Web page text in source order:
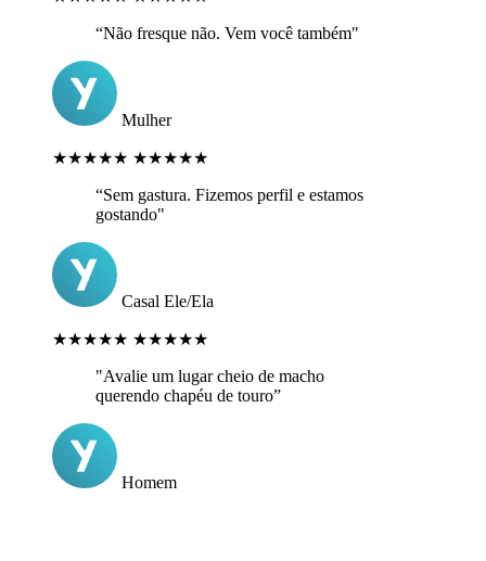
“Não fresque não. Vem você também"
Mulher
★★★★★ ★★★★★
“Sem gastura. Fizemos perfil e estamos
gostando"
Casal Ele/Ela
★★★★★ ★★★★★
"Avalie um lugar cheio de macho
querendo chapéu de touro”
Homem